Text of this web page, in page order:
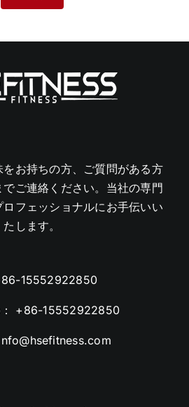
お持ちの方、ご質問がある方
ご連絡ください。当社の専門
フェッショナルにお手伝いい
たします。
15552922850
+86-15552922850